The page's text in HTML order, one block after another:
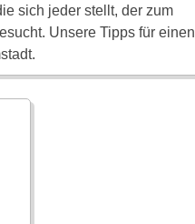
sich jeder stellt, der zum
Unsere Tipps für einen